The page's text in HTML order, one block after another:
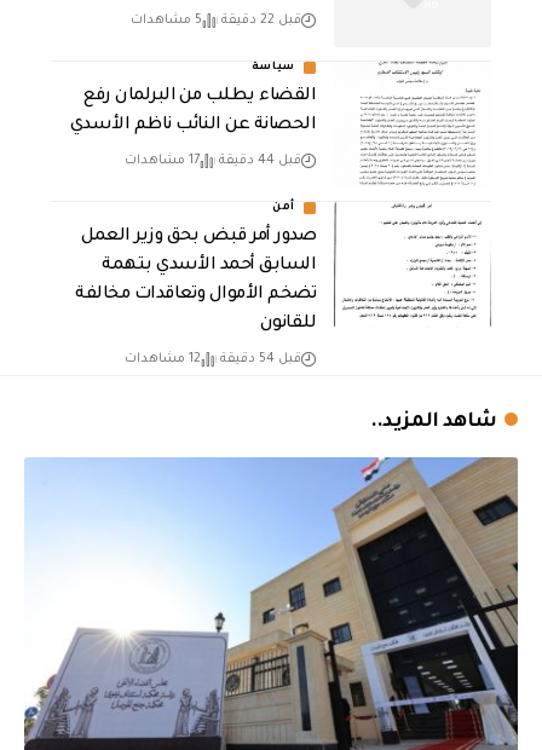
قبل 22 دقيقة 5 مشاهدات
سياسة
القضاء يطلب من البرلمان رفع
الحصانة عن النائب ناظم الأسدي
قبل 44 دقيقة 17 مشاهدات
أمن
صدور أمر قبض بحق وزير العمل
السابق أحمد الأسدي بتهمة
تضخم الأموال وتعاقدات مخالفة
للقانون
قبل 54 دقيقة 12 مشاهدات
شاهد المزيد..